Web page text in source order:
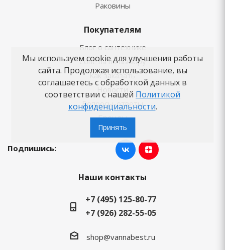
Раковины
Покупателям
Блог о сантехнике
Советы по выбору
Как заказать
Новости
Вопросы-ответы
Бренды
Подпишись:
Наши контакты
+7 (495) 125-80-77
+7 (926) 282-55-05
shop@vannabest.ru
Мы используем cookie для улучшения работы
сайта. Продолжая использование, вы
соглашаетесь с обработкой данных в
соответствии с нашей Политикой
конфиденциальности.
Принять